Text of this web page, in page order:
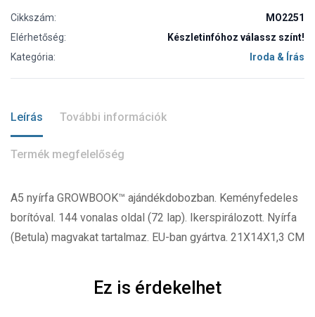
Cikkszám:
MO2251
Elérhetőség:
Készletinfóhoz válassz színt!
Kategória:
Iroda & Írás
Leírás További információk
Termék megfelelőség
A5 nyírfa GROWBOOK™ ajándékdobozban. Keményfedeles
borítóval. 144 vonalas oldal (72 lap). Ikerspirálozott. Nyírfa
(Betula) magvakat tartalmaz. EU-ban gyártva. 21X14X1,3 CM
Ez is érdekelhet